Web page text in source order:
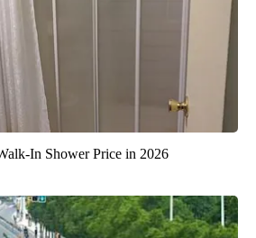
In Shower Price in 2026